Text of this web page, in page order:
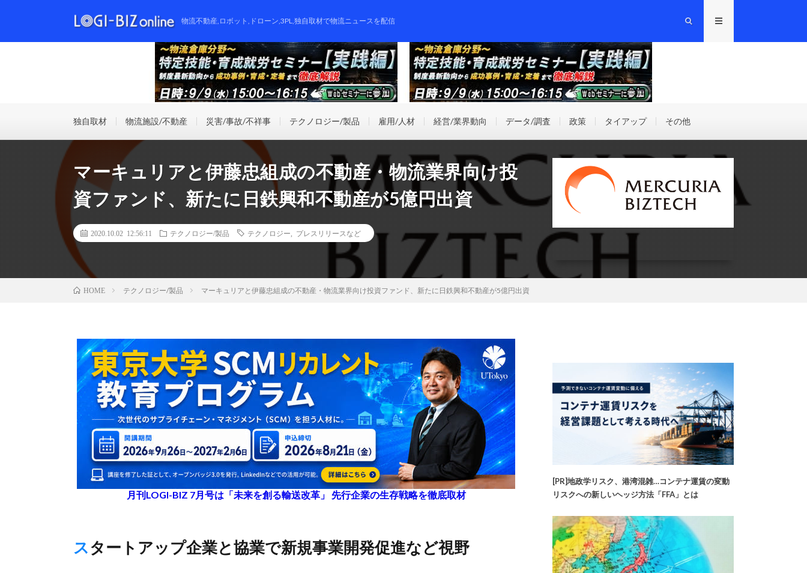
物流不動産,ロボット,ドローン,3PL,独自取材で物流ニュースを配信
独自取材 物流施設/不動産 災害/事故/不祥事 テクノロジー/製品 雇用/人材 経営/業界動向 データ/調査 政策 タイアップ その他
マーキュリアと伊藤忠組成の不動産・物流業界向け投
資ファンド、新たに日鉄興和不動産が5億円出資
2020.10.02 12:56:11 テクノロジー/製品 テクノロジー プレスリリースなど
HOME テクノロジー/製品 マーキュリアと伊藤忠組成の不動産・物流業界向け投資ファンド、新たに日鉄興和不動産が5億円出資
月刊LOGI-BIZ 7月号は「未来を創る輸送改革」 先行企業の生存戦略を徹底取材
スタートアップ企業と協業で新規事業開発促進など視野
[PR]地政学リスク、港湾混雑…コンテナ運賃の変動
リスクへの新しいヘッジ方法「FFA」とは